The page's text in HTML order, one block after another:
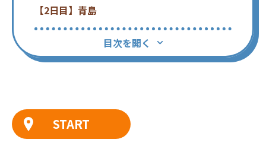
目次を開く
【2日目】青島
START